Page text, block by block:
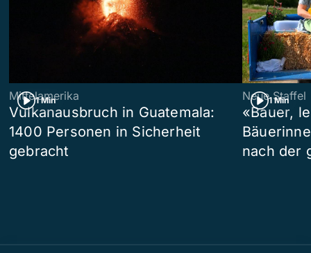
1 Min
Mittelamerika
Vulkanausbruch in Guatemala:
1400 Personen in Sicherheit
gebracht
1 Min
Neue Staffel
«Bauer,
nach der